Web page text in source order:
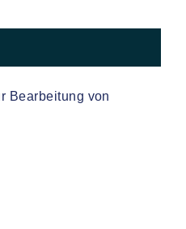
Bearbeitung von